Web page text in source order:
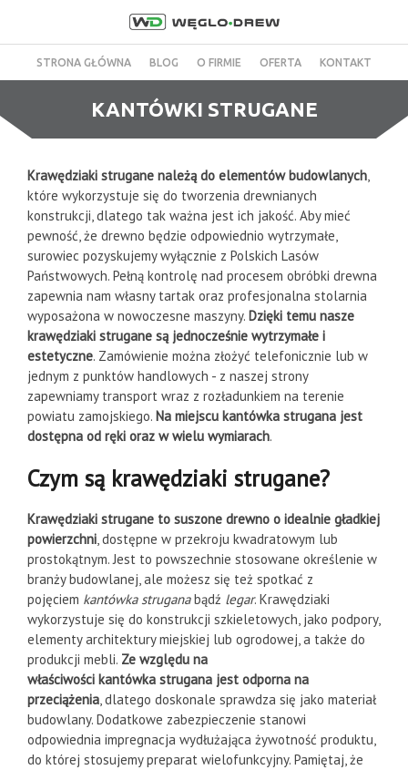
STRONA GŁÓWNA BLOG O FIRMIE OFERTA KONTAKT
KANTÓWKI STRUGANE
Krawędziaki strugane należą do elementów budowlanych,
które wykorzystuje się do tworzenia drewnianych
konstrukcji, dlatego tak ważna jest ich jakość. Aby mieć
pewność, że drewno będzie odpowiednio wytrzymałe,
surowiec pozyskujemy wyłącznie z Polskich Lasów
Państwowych. Pełną kontrolę nad procesem obróbki drewna
zapewnia nam własny tartak oraz profesjonalna stolarnia
wyposażona w nowoczesne maszyny. Dzięki temu nasze
krawędziaki strugane są jednocześnie wytrzymałe i
estetyczne. Zamówienie można złożyć telefonicznie lub w
jednym z punktów handlowych - z naszej strony
zapewniamy transport wraz z rozładunkiem na terenie
powiatu zamojskiego. Na miejscu kantówka strugana jest
dostępna od ręki oraz w wielu wymiarach.
Czym są krawędziaki strugane?
Krawędziaki strugane to suszone drewno o idealnie gładkiej
powierzchni, dostępne w przekroju kwadratowym lub
prostokątnym. Jest to powszechnie stosowane określenie w
branży budowlanej, ale możesz się też spotkać z
pojęciem kantówka struganabądź legar. Krawędziaki
wykorzystuje się do konstrukcji szkieletowych, jako podpory,
elementy architektury miejskiej lub ogrodowej, a także do
produkcji mebli. Ze względu na
właściwości kantówka strugana jest odporna na
przeciążenia, dlatego doskonale sprawdza się jako materiał
budowlany. Dodatkowe zabezpieczenie stanowi
odpowiednia impregnacja wydłużająca żywotność produktu,
do której stosujemy preparat wielofunkcyjny. Pamiętaj, że